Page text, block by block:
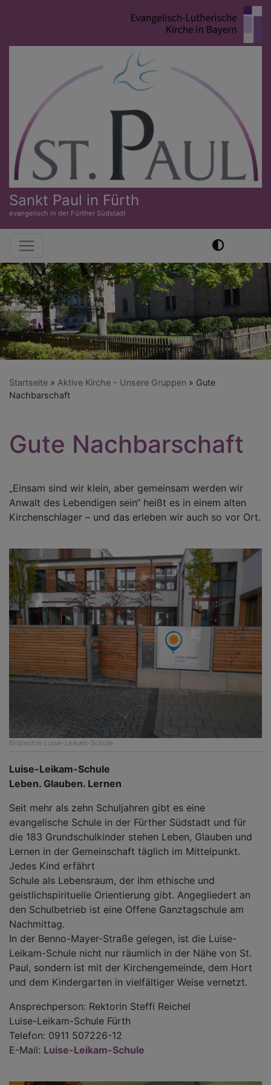
Sankt Paul in Fürth
evangelisch in der Fürther Südstadt
Hauptnavigation
Startseite Aktive Kirche - Unsere Gruppen
Gute
Nachbarschaft
Gute Nachbarschaft
„Einsam sind wir klein, aber gemeinsam werden wir
Anwalt des Lebendigen sein“ heißt es in einem alten
Kirchenschlager – und das erleben wir auch so vor Ort.
Bildrechte Luise-Leikam-Schule
Luise-Leikam-Schule
Leben. Glauben. Lernen
Seit mehr als zehn Schuljahren gibt es eine
evangelische Schule in der Fürther Südstadt und für
die 183 Grundschulkinder stehen Leben, Glauben und
Lernen in der Gemeinschaft täglich im Mittelpunkt.
Jedes Kind erfährt
Schule als Lebensraum, der ihm ethische und
geistlichspirituelle Orientierung gibt. Angegliedert an
den Schulbetrieb ist eine Offene Ganztagschule am
Nachmittag.
In der Benno-Mayer-Straße gelegen, ist die Luise-
Leikam-Schule nicht nur räumlich in der Nähe von St.
Paul, sondern ist mit der Kirchengemeinde, dem Hort
und dem Kindergarten in vielfältiger Weise vernetzt.
Ansprechperson: Rektorin Steffi Reichel
Luise-Leikam-Schule Fürth
Telefon: 0911 507226-12
E-Mail: Luise-Leikam-Schule